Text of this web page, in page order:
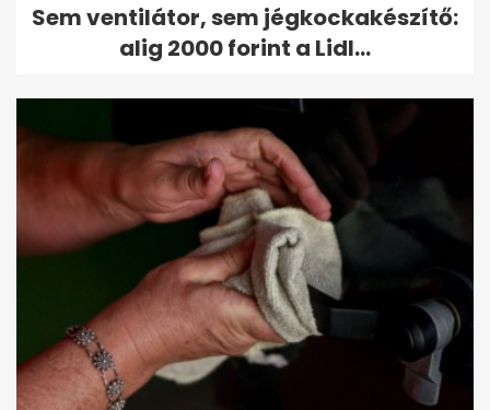
Sem ventilátor, sem jégkockakészítő:
alig 2000 forint a Lidl...